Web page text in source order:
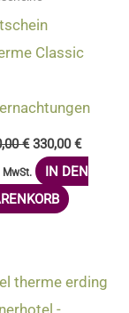
Classic
€ 330,00€
MwSt.
IN DEN